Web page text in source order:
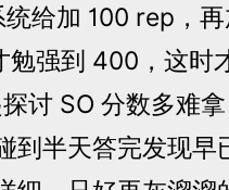
给加 100 rep，
强到 400，这时
讨 SO 分数多难
到半天答完发现早